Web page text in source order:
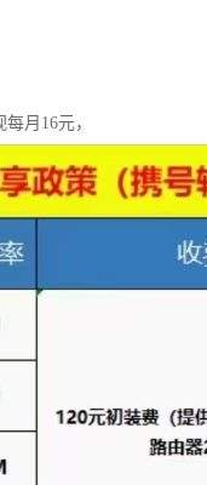
月16元，